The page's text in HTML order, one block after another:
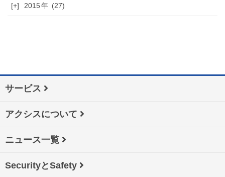
[+] 2015 (27)
サービス
アクシスについて
ニュース一覧
SecurityとSafety